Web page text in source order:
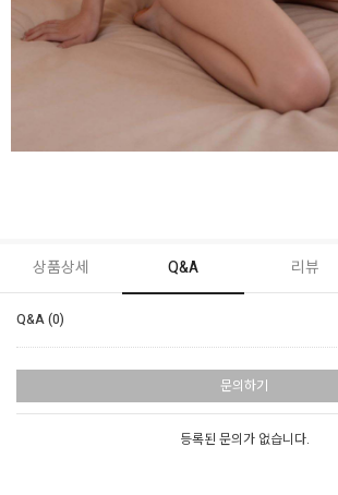
상품상세 Q&A 리뷰
Q&A (0)
문의하기
등록된 문의가 없습니다.